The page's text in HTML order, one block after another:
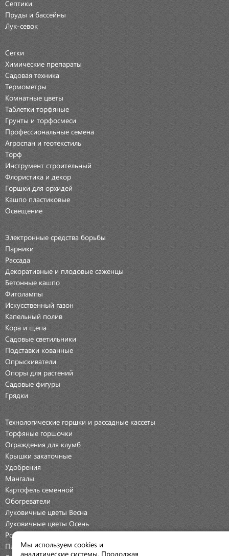
Септики
Пруды и бассейны
Лук-севок
Сетки
Химические препараты
Садовая техника
Термометры
Комнатные цветы
Таблетки торфяные
Грунты и торфосмеси
Профессиональные семена
Агроспан и геотекстиль
Торф
Инструмент строительный
Флористика и декор
Горшки для орхидей
Кашпо пластиковые
Освещение
Электронные средства борьбы
Парники
Рассада
Декоративные и плодовые саженцы
Бетонные кашпо
Фитолампы
Искусственный газон
Капельный полив
Кора и щепа
Садовые светильники
Подставки кованные
Опрыскиватели
Опоры для растений
Садовые фигуры
Грядки
Технологические горшки и рассадные кассеты
Торфяные горшочки
Ограждения для клумб
Крышки закаточные
Удобрения
Мангалы
Картофель семенной
Обогреватели
Луковичные цветы Весна
Луковичные цветы Осень
Розы
ПионыМы используем cookies и
аналитические системы. Продолжая